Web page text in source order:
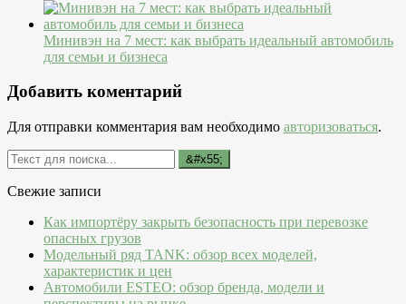
Минивэн на 7 мест: как выбрать идеальный автомобиль
для семьи и бизнеса
Добавить коментарий
Для отправки комментария вам необходимо авторизоваться.
Свежие записи
Как импортёру закрыть безопасность при перевозке
опасных грузов
Модельный ряд TANK: обзор всех моделей,
характеристик и цен
Автомобили ESTEO: обзор бренда, модели и